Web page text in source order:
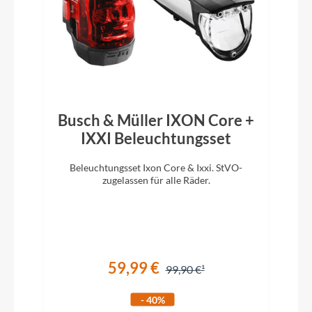
Hinterrad Nabe
Griffe
KTM LINE MTB - VELO VLG-1546A
Rahmenmaterial
Busch & Müller IXON Core +
IXXI Beleuchtungsset
Beleuchtungsset Ixon Core & Ixxi. StVO-
zugelassen für alle Räder.
59,99 € 99,90 €
- 40%